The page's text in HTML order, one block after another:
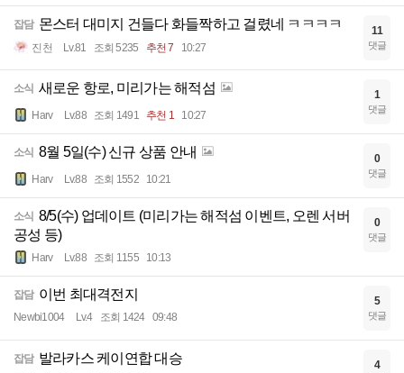
잡담 몬스터 대미지 건들다 화들짝하고 걸렸네 ㅋㅋㅋㅋ
진천 Lv.81 조회 5235 추천 7 10:27
11
댓글
소식 새로운 항로, 미리가는 해적섬
Harv Lv.88 조회 1491 추천 1 10:27
1
댓글
소식 8월 5일(수) 신규 상품 안내
Harv Lv.88 조회 1552 10:21
0
댓글
소식 8/5(수) 업데이트 (미리가는 해적섬 이벤트, 오렌 서버
공성 등)
Harv Lv.88 조회 1155 10:13
0
댓글
잡담 이번 최대격전지
Newbi1004 Lv.4 조회 1424 09:48
5
댓글
잡담 발라카스 케이연합 대승 4